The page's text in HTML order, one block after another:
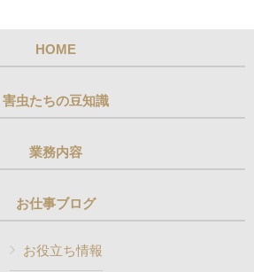
HOME
害虫たちの豆知識
業務内容
お仕事ブログ
お役立ち情報